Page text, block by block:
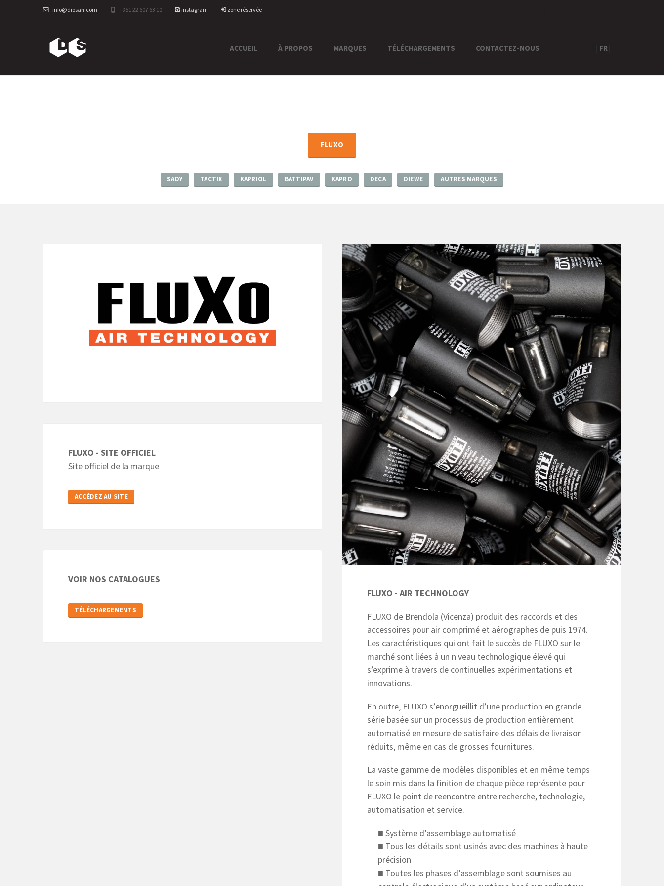
info@diosan.com +351 22 607 63 10 instagram zone réservée
ACCUEIL À PROPOS MARQUES TÉLÉCHARGEMENTS CONTACTEZ-NOUS | FR |
FLUXO
SADY TACTIX KAPRIOL BATTIPAV KAPRO DECA DIEWE AUTRES MARQUES
FLUXO - AIR TECHNOLOGY
FLUXO de Brendola (Vicenza) produit des raccords et des
accessoires pour air comprimé et aérographes de puis 1974.
Les caractéristiques qui ont fait le succès de FLUXO sur le
marché sont liées à un niveau technologique élevé qui
s’exprime à travers de continuelles expérimentations et
innovations.
En outre, FLUXO s’enorgueillit d’une production en grande
série basée sur un processus de production entièrement
automatisé en mesure de satisfaire des délais de livraison
réduits, même en cas de grosses fournitures.
La vaste gamme de modèles disponibles et en même temps
le soin mis dans la finition de chaque pièce représente pour
FLUXO le point de reencontre entre recherche, technologie,
automatisation et service.
■ Système d’assemblage automatisé
■ Tous les détails sont usinés avec des machines à haute
précision
■ Toutes les phases d’assemblage sont soumises au
FLUXO - SITE OFFICIEL
Site officiel de la marque
ACCÉDEZ AU SITE
VOIR NOS CATALOGUES
TÉLÉCHARGEMENTS